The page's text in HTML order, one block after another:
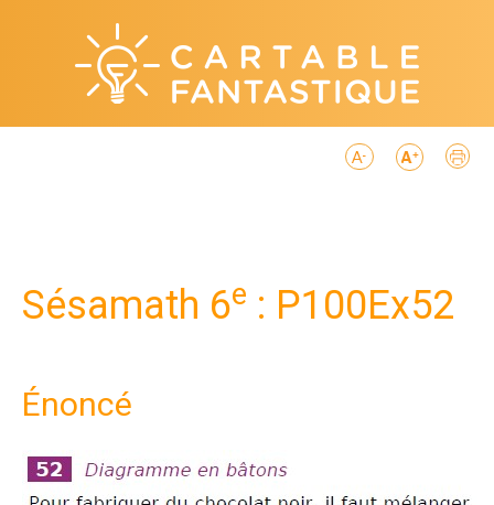
Sésamath 6e : P100Ex52
Énoncé